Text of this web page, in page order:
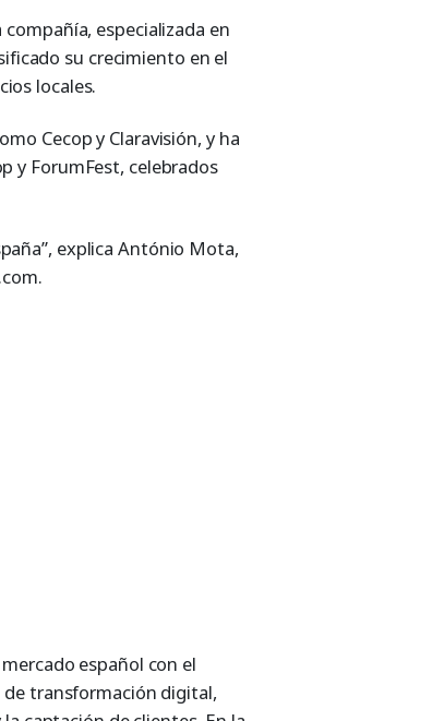
especializada en
su crecimiento en el
locales.
Cecop y Claravisión, y ha
y ForumFest, celebrados
explica António Mota,
español con el
de transformación digital,